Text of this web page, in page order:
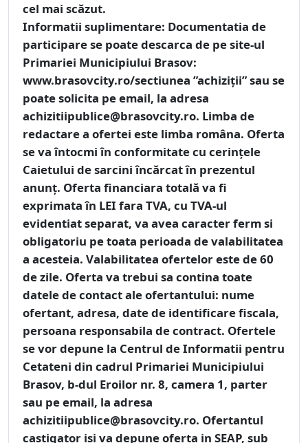
cel mai scăzut.
Informatii suplimentare: Documentatia de
participare se poate descarca de pe site-ul
Primariei Municipiului Brasov:
www.brasovcity.ro/sectiunea ”achiziții” sau se
poate solicita pe email, la adresa
achizitiipublice@brasovcity.ro. Limba de
redactare a ofertei este limba româna. Oferta
se va întocmi în conformitate cu cerințele
Caietului de sarcini încărcat în prezentul
anunț. Oferta financiara totală va fi
exprimata în LEI fara TVA, cu TVA-ul
evidentiat separat, va avea caracter ferm si
obligatoriu pe toata perioada de valabilitatea
a acesteia. Valabilitatea ofertelor este de 60
de zile. Oferta va trebui sa contina toate
datele de contact ale ofertantului: nume
ofertant, adresa, date de identificare fiscala,
persoana responsabila de contract. Ofertele
se vor depune la Centrul de Informatii pentru
Cetateni din cadrul Primariei Municipiului
Brasov, b-dul Eroilor nr. 8, camera 1, parter
sau pe email, la adresa
achizitiipublice@brasovcity.ro. Ofertantul
castigator isi va depune oferta in SEAP, sub